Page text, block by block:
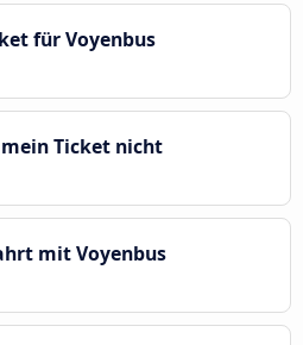
für Voyenbus
Ticket nicht
mit Voyenbus